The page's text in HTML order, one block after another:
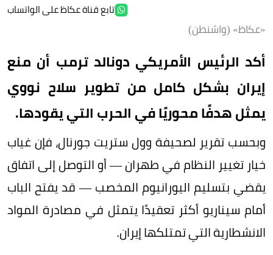
تابع قناة عكاظ على الواتساب
«عكاظ» (واشنطن)
أكد الرئيس الأمريكي دونالد ترمب أن منع
إيران بشكل كامل من تطوير سلاح نووي
يمثل هدفًا محوريًا في الحرب التي يقودها.
وبحسب تقرير لصحيفة وول ستريت جورنال، فإن غياب
خيار تغيير النظام في طهران — أو التوصل إلى اتفاق
يقضي بتسليم اليورانيوم المخصب — قد يفتح الباب
أمام سيناريو أكثر تعقيدًا يتمثل في مصادرة المواد
الانشطارية التي تمتلكها إيران.